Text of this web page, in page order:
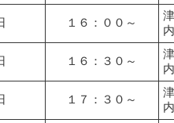
１６：００～
１６：３０～
１７：３０～